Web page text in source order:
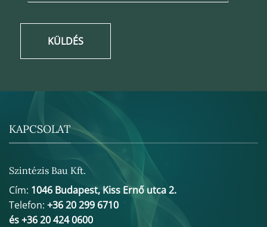
KÜLDÉS
KAPCSOLAT
Szintézis Bau Kft.
Cím: 1046 Budapest, Kiss Ernő utca 2.
Telefon: +36 20 299 6710
és +36 20 424 0600